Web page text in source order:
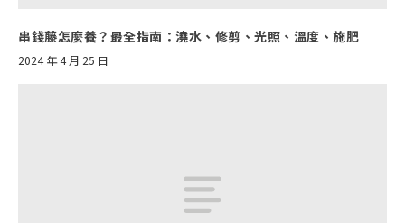
串錢藤怎麼養？最全指南：澆水、修剪、光照、溫度、施肥
2024 年 4 月 25 日